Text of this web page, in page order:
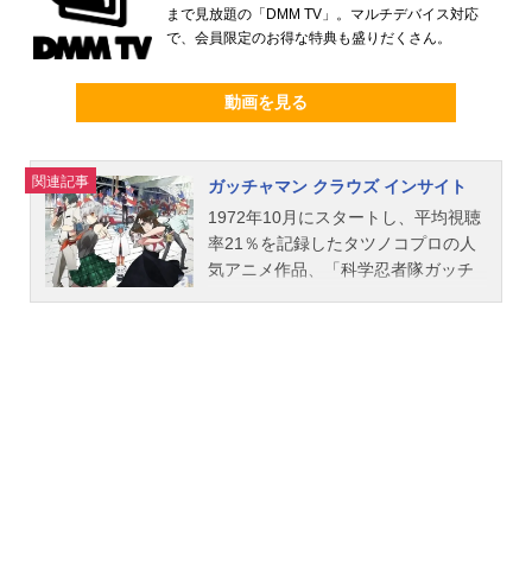
まで見放題の「DMM TV」。マルチデバイス対応
で、会員限定のお得な特典も盛りだくさん。
動画を見る
関連記事
ガッチャマン クラウズ インサイト
1972年10月にスタートし、平均視聴
率21％を記録したタツノコプロの人
気アニメ作品、「科学忍者隊ガッチ